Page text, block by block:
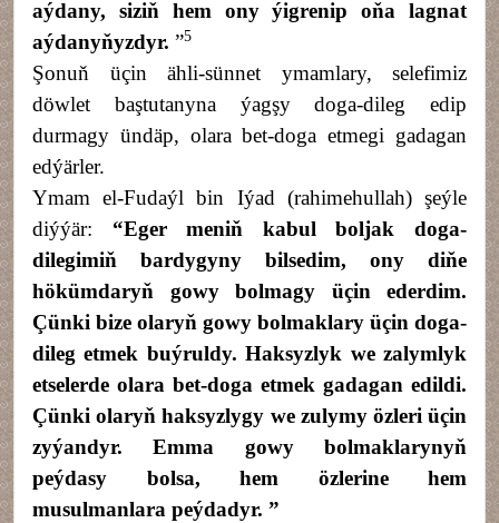
aýdany, siziň hem ony ýigrenip oňa lagnat
aýdanyňyzdyr. ”5
Şonuň üçin ähli-sünnet ymamlary, selefimiz
döwlet baştutanyna ýagşy doga-dileg edip
durmagy ündäp, olara bet-doga etmegi gadagan
edýärler.
Ymam el-Fudaýl bin Iýad (rahimehullah) şeýle
diýýär: “Eger meniň kabul boljak doga-
dilegimiň bardygyny bilsedim, ony diňe
hökümdaryň gowy bolmagy üçin ederdim.
Çünki bize olaryň gowy bolmaklary üçin doga-
dileg etmek buýruldy. Haksyzlyk we zalymlyk
etselerde olara bet-doga etmek gadagan edildi.
Çünki olaryň haksyzlygy we zulymy özleri üçin
zyýandyr. Emma gowy bolmaklarynyň
peýdasy bolsa, hem özlerine hem
musulmanlara peýdadyr. ”